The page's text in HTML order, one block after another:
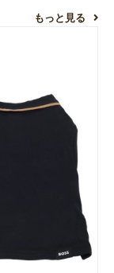
もっと見る